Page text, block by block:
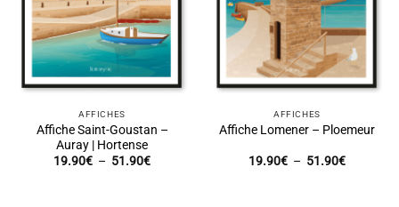
AFFICHES
Affiche Saint-Goustan –
Auray | Hortense
19.90€ – 51.90€Plage
AFFICHES
Affiche Lomener – Ploemeur
19.90€ – 51.90€Plage